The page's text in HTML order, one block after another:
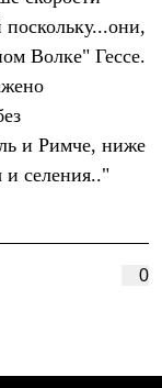
Волке" Гессе.
и Римче, ниже
и селения.."
0